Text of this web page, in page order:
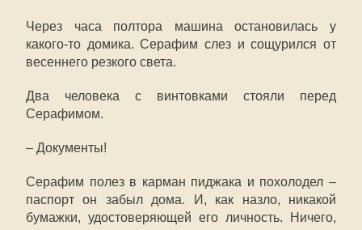
Через часа полтора машина остановилась у
какого-то домика. Серафим слез и сощурился от
весеннего резкого света.
Два человека с винтовками стояли перед
Серафимом.
– Документы!
Серафим полез в карман пиджака и похолодел –
паспорт он забыл дома. И, как назло, никакой
бумажки, удостоверяющей его личность. Ничего,